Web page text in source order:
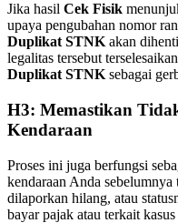
Jika hasil Cek Fisik
upaya pengubahan nomor
Duplikat STNK akan
legalitas tersebut
Duplikat STNK sebagai
H3: Memastikan
Kendaraan
Proses ini juga berfungsi
kendaraan Anda
dilaporkan hilang, atau
bayar pajak atau terkait